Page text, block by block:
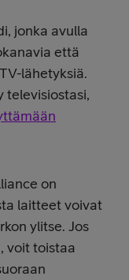
jonka avulla
että
lähetyksiä.
televisiostasi,
on
laitteet voivat
ylitse. Jos
voit toistaa